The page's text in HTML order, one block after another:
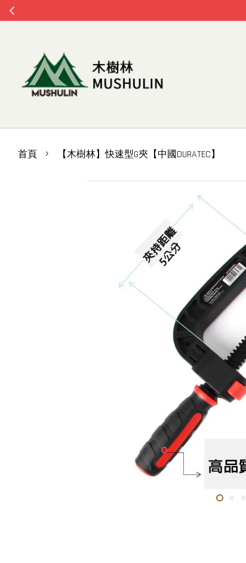
首頁 › 【木樹林】快速型G夾【中國DURATEC】